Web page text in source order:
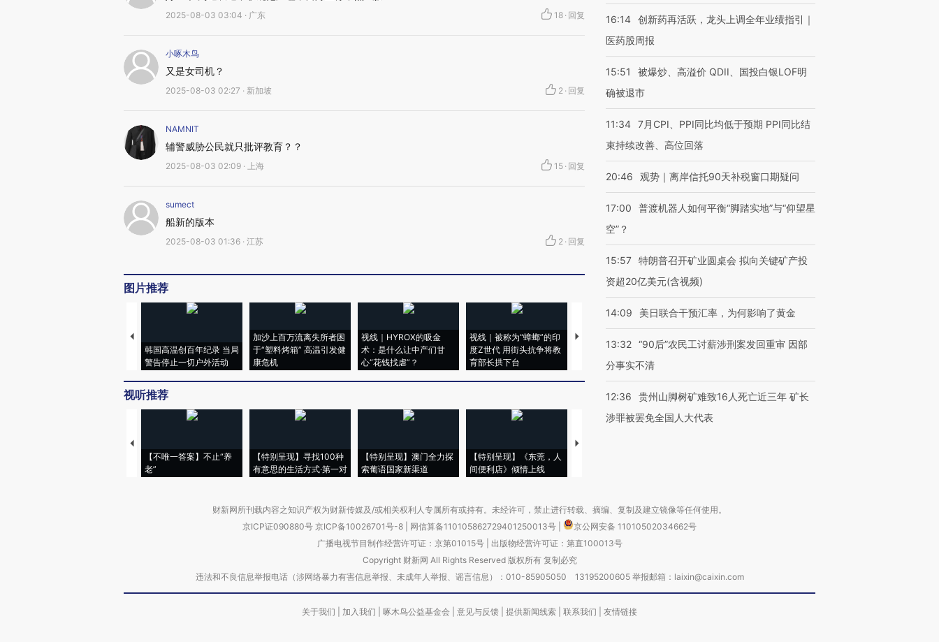
2025-08-03 03:04 · 广东 18 · 回复
小啄木鸟
又是女司机？
2025-08-03 02:27 · 新加坡 2 · 回复
NAMNIT
辅警威胁公民就只批评教育？？
2025-08-03 02:09 · 上海 15 · 回复
sumect
船新的版本
2025-08-03 01:36 · 江苏 2 · 回复
图片推荐
韩国高温创百年纪录 当局
警告停止一切户外活动
加沙上百万流离失所者困
于“塑料烤箱” 高温引发健
康危机
视线｜HYROX的吸金
术：是什么让中产们甘
心“花钱找虐”？
视线｜被称为“蟑螂”的印
度Z世代 用街头抗争将教
育部长拱下台
视线｜“入侵”还是“人道危
机”？难民潮撕裂西班牙
飞地休达
湖北宜昌局部短时降雨
128毫米 紧急转移近
哈尔滨遭遇短时极端强降
雨 3小时累计雨量超80毫
视听推荐
【不唯一答案】不止“养
老”
【特别呈现】寻找100种
有意思的生活方式·第一对
【特别呈现】澳门全力探
索葡语国家新渠道
【特别呈现】《东莞，人
间便利店》倾情上线
【推广】走进第四届链博
16:14 创新药再活跃，龙头上调全年业绩指引｜
医药股周报
15:51
被爆炒、高溢价 QDII、国投白银LOF明
确被退市
11:34 7月CPI、PPI同比均低于预期 PPI同比结
束持续改善、高位回落
20:46 观势｜离岸信托90天补税窗口期疑问
17:00
普渡机器人如何平衡“脚踏实地”与“仰望星
空”？
15:57 特朗普召开矿业圆桌会 拟向关键矿产投
资超20亿美元(含视频)
14:09 美日联合干预汇率，为何影响了黄金
13:32 “90后”农民工讨薪涉刑案发回重审 因部
分事实不清
12:36
贵州山脚树矿难致16人死亡近三年 矿长
涉罪被罢免全国人大代表
财新网所刊载内容之知识产权为财新传媒及/或相关权利人专属所有或持有。未经许可，禁止进行转载、摘编、复制及建立镜像等任何使用。
京ICP证090880号 京ICP备10026701号-8 网信算备110105862729401250013号
京公网安备 11010502034662号
广播电视节目制作经营许可证：京第01015号| 出版物经营许可证：第直100013号
Copyright 财新网 All Rights Reserved 版权所有 复制必究
违法和不良信息举报电话（涉网络暴力有害信息举报、未成年人举报、谣言信息）：010-85905050 13195200605 举报邮箱：laixin@caixin.com
关于我们 加入我们 啄木鸟公益基金会 意见与反馈 提供新闻线索 联系我们 友情链接